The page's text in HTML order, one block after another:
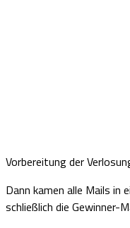
Vorbereitung der
Dann kamen alle Mails in
schließlich die Gewinner-